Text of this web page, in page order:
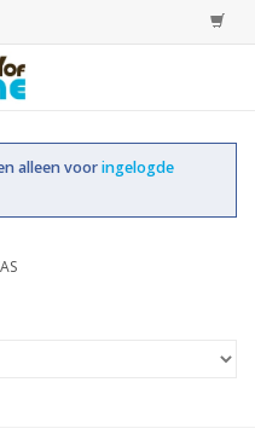
alleen vooringelogde